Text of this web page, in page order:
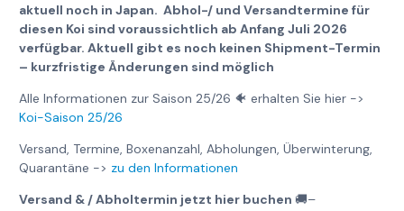
aktuell noch in Japan. Abhol-/ und Versandtermine für
diesen Koi sind voraussichtlich ab Anfang Juli 2026
verfügbar. Aktuell gibt es noch keinen Shipment-Termin
– kurzfristige Änderungen sind möglich
Alle Informationen zur Saison 25/26 🐠 erhalten Sie hier ->
Koi-Saison 25/26
Versand, Termine, Boxenanzahl, Abholungen, Überwinterung,
Quarantäne -> zu den Informationen
Versand & / Abholtermin jetzt hier buchen 🚚–